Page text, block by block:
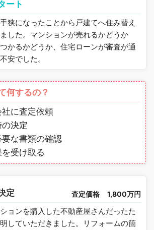
ート
狭になったことから戸建てへ住み替え
した。マンションが売れるかどうか
かるかどうか、住宅ローンが審査が通
安でした。
何するの？
に査定依頼
決定
な書類の確認
受け取る
定 査定価格 1,800万円
ョンを購入した不動産屋さんだったた
していただきました。リフォームの箇